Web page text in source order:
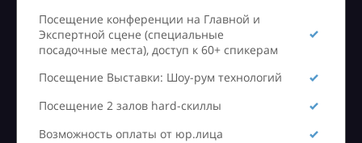
Посещение конференции на Главной и
Экспертной сцене (специальные
посадочные места), доступ к 60+ спикерам
Посещение Выставки: Шоу-рум технологий
Посещение 2 залов hard-скиллы
Возможность оплаты от юр.лица